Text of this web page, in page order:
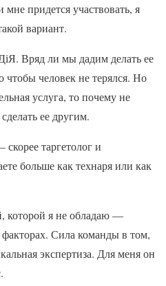
придется участвовать, я
вариант.
Вряд ли мы дадим делать ее
человек не терялся. Но
услуга, то почему не
ее другим.
таргетолог и
больше как технаря или как
которой я не обладаю —
Сила команды в том,
экспертиза. Для меня он